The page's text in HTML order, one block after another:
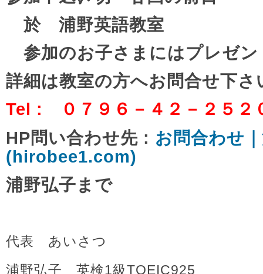
於 浦野英語教室
参加のお子さまにはプレゼン
詳細は教室の方へお問合せ下さ
Tel : ０７９６－４２－２５２
HP問い合わせ先 : お問合わせ
(hirobee1.com)
浦野弘子まで
代表 あいさつ
浦野弘子 英検1級TOEIC925